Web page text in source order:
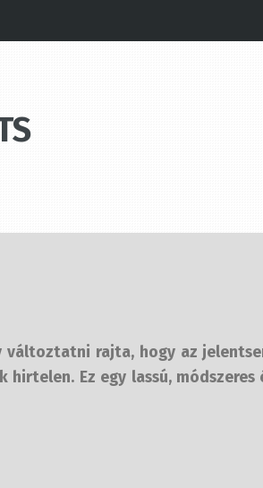
rajta, hogy az
Ez egy lassú,